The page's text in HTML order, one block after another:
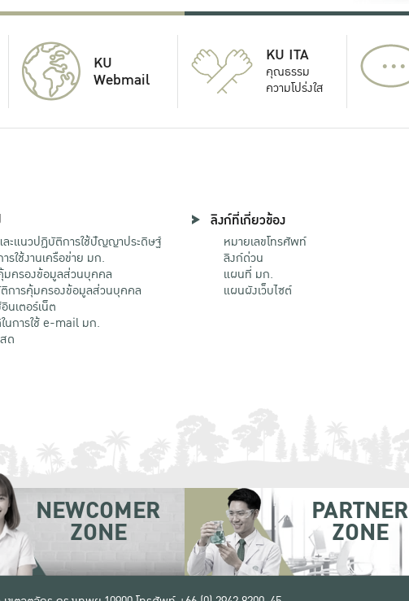
KU
Webmail
KU ITA
คุณธรรม
ความโปร่งใส
...
ละแนวปฏิบัติการใช้ปัญญาประดิษฐ์
รใช้งานเครือข่าย มก.
มครองข้อมูลส่วนบุคคล
การคุ้มครองข้อมูลส่วนบุคคล
อินเตอร์เน็ต
นการใช้ e-mail มก.
ด
ลิงก์ที่เกี่ยวข้อง
หมายเลขโทรศัพท์
ลิงก์ด่วน
แผนที่ มก.
แผนผังเว็บไซต์
NEWCOMER
ZONE
PARTNER
ZONE